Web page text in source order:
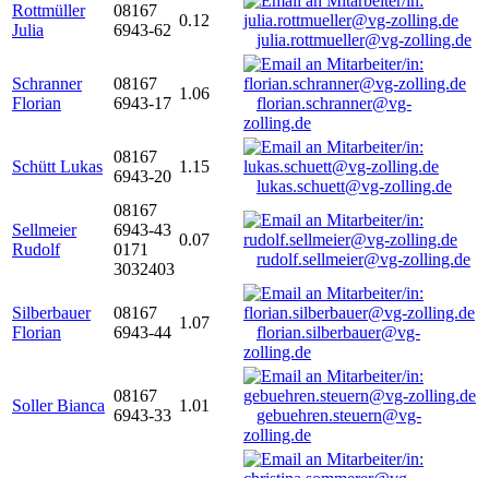
Rottmüller
Julia
08167
6943-62
0.12
julia.rottmueller@vg-zolling.de
Schranner
Florian
08167
6943-17
1.06
florian.schranner@vg-
zolling.de
Schütt Lukas
08167
6943-20
1.15
lukas.schuett@vg-zolling.de
Sellmeier
Rudolf
08167
6943-43
0171
3032403
0.07
rudolf.sellmeier@vg-zolling.de
Silberbauer
Florian
08167
6943-44
1.07
florian.silberbauer@vg-
zolling.de
Soller Bianca
08167
6943-33
1.01
gebuehren.steuern@vg-
zolling.de